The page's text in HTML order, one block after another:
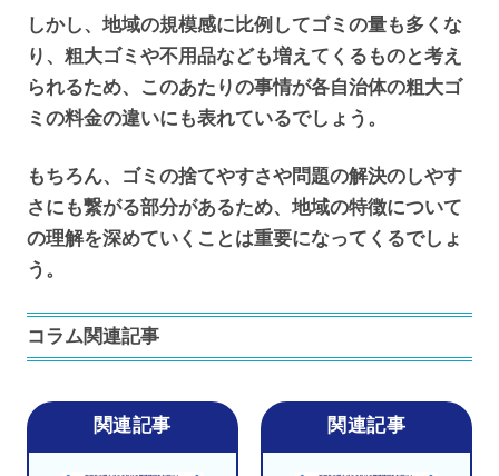
しかし、地域の規模感に比例してゴミの量も多くな
り、粗大ゴミや不用品なども増えてくるものと考え
られるため、このあたりの事情が各自治体の粗大ゴ
ミの料金の違いにも表れているでしょう。
もちろん、ゴミの捨てやすさや問題の解決のしやす
さにも繋がる部分があるため、地域の特徴について
の理解を深めていくことは重要になってくるでしょ
う。
コラム関連記事